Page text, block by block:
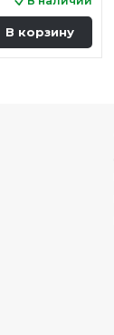
В корзину